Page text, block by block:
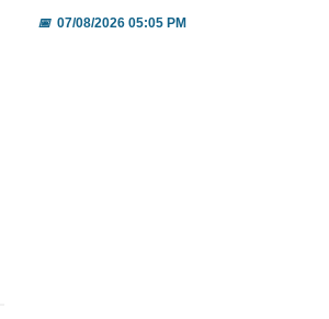
📅07/08/2026 05:05 PM